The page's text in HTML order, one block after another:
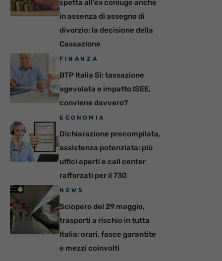
spetta all’ex coniuge anche
in assenza di assegno di
divorzio: la decisione della
Cassazione
FINANZA
BTP Italia Sì: tassazione
agevolata e impatto ISEE,
conviene davvero?
ECONOMIA
Dichiarazione precompilata,
assistenza potenziata: più
uffici aperti e call center
rafforzati per il 730
NEWS
Sciopero del 29 maggio,
trasporti a rischio in tutta
Italia: orari, fasce garantite
e mezzi coinvolti